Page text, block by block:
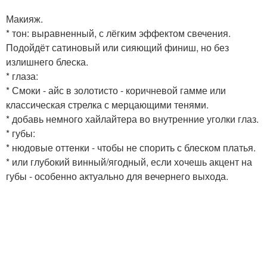
Макияж.
* тон: выравненный, с лёгким эффектом свечения.
Подойдёт сатиновый или сияющий финиш, но без
излишнего блеска.
* глаза:
* Смоки - айс в золотисто - коричневой гамме или
классическая стрелка с мерцающими тенями.
* добавь немного хайлайтера во внутренние уголки глаз.
* губы:
* нюдовые оттенки - чтобы не спорить с блеском платья.
* или глубокий винный/ягодный, если хочешь акцент на
губы - особенно актуально для вечернего выхода.